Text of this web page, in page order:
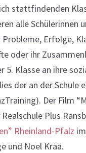
stattfindenden
alle Schülerinnen
Erfolge,
oder ihr
5. Klasse an ihre
der an der Schule
Der Film
Plus
Rheinland-Pfalz
und Noel Krää.